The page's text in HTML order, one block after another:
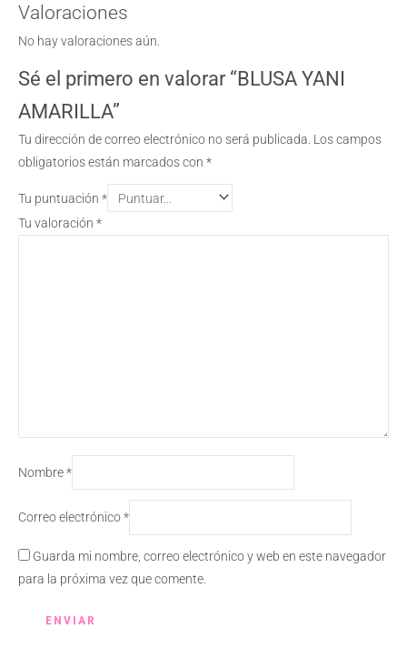
Valoraciones
No hay valoraciones aún.
Sé el primero en valorar “BLUSA YANI
AMARILLA”
Tu dirección de correo electrónico no será publicada. Los campos
obligatorios están marcados con *
Tu puntuación *
Tu valoración *
Nombre*
Correo electrónico*
Guarda mi nombre, correo electrónico y web en este navegador
para la próxima vez que comente.